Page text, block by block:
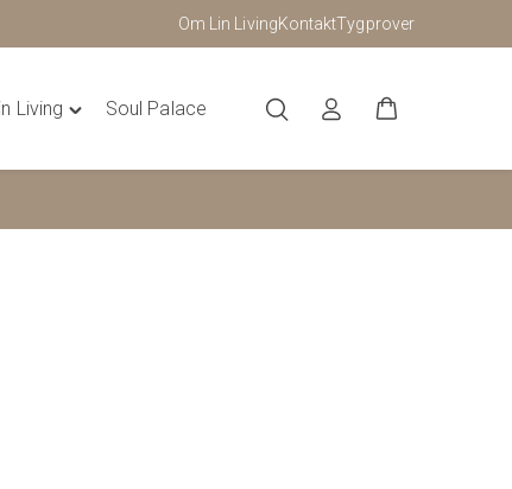
Om Lin LivingKontaktTygprover
Living
Toggle
Soul Palace